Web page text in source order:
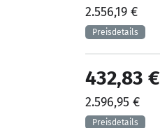
2.556,19 €
432,83 €
2.596,95 €